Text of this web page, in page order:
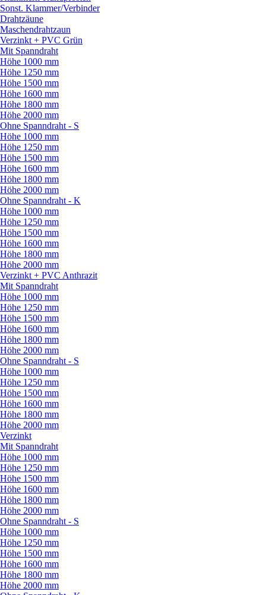
Sonst. Klammer/Verbinder
Drahtzäune
Maschendrahtzaun
Verzinkt + PVC Grün
Mit Spanndraht
Höhe 1000 mm
Höhe 1250 mm
Höhe 1500 mm
Höhe 1600 mm
Höhe 1800 mm
Höhe 2000 mm
Ohne Spanndraht - S
Höhe 1000 mm
Höhe 1250 mm
Höhe 1500 mm
Höhe 1600 mm
Höhe 1800 mm
Höhe 2000 mm
Ohne Spanndraht - K
Höhe 1000 mm
Höhe 1250 mm
Höhe 1500 mm
Höhe 1600 mm
Höhe 1800 mm
Höhe 2000 mm
Verzinkt + PVC Anthrazit
Mit Spanndraht
Höhe 1000 mm
Höhe 1250 mm
Höhe 1500 mm
Höhe 1600 mm
Höhe 1800 mm
Höhe 2000 mm
Ohne Spanndraht - S
Höhe 1000 mm
Höhe 1250 mm
Höhe 1500 mm
Höhe 1600 mm
Höhe 1800 mm
Höhe 2000 mm
Verzinkt
Mit Spanndraht
Höhe 1000 mm
Höhe 1250 mm
Höhe 1500 mm
Höhe 1600 mm
Höhe 1800 mm
Höhe 2000 mm
Ohne Spanndraht - S
Höhe 1000 mm
Höhe 1250 mm
Höhe 1500 mm
Höhe 1600 mm
Höhe 1800 mm
Höhe 2000 mm